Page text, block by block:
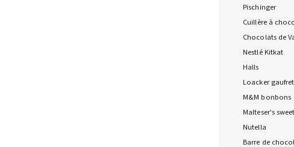
Pischinger
Cuillère à
Chocolats de
Nestlé Kitkat
Halls
Loacker
M&M bonbons
Malteser's
Nutella
Barre de